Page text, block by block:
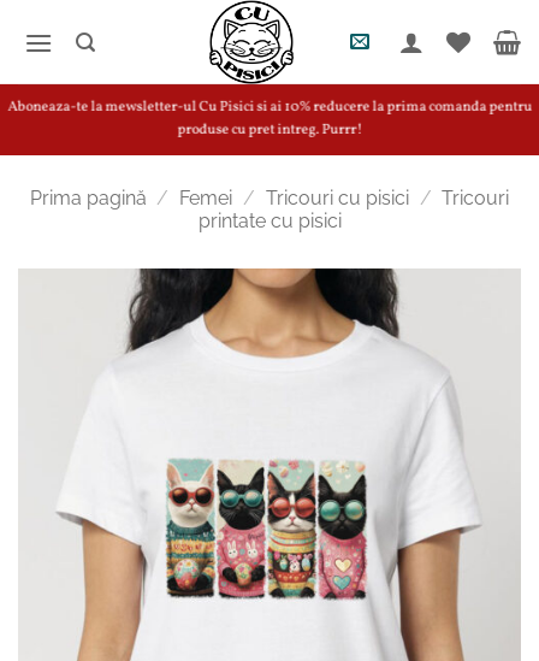
Aboneaza-te la mewsletter-ul Cu Pisici si ai 10% reducere la prima comanda pentru
produse cu pret intreg. Purrr!
Prima pagină / Femei / Tricouri cu pisici / Tricouri
printate cu pisici